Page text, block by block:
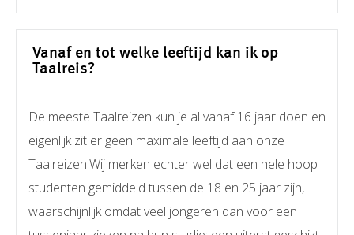
Vanaf en tot welke leeftijd kan ik op
Taalreis?
De meeste Taalreizen kun je al vanaf 16 jaar doen en
eigenlijk zit er geen maximale leeftijd aan onze
Taalreizen.Wij merken echter wel dat een hele hoop
studenten gemiddeld tussen de 18 en 25 jaar zijn,
waarschijnlijk omdat veel jongeren dan voor een